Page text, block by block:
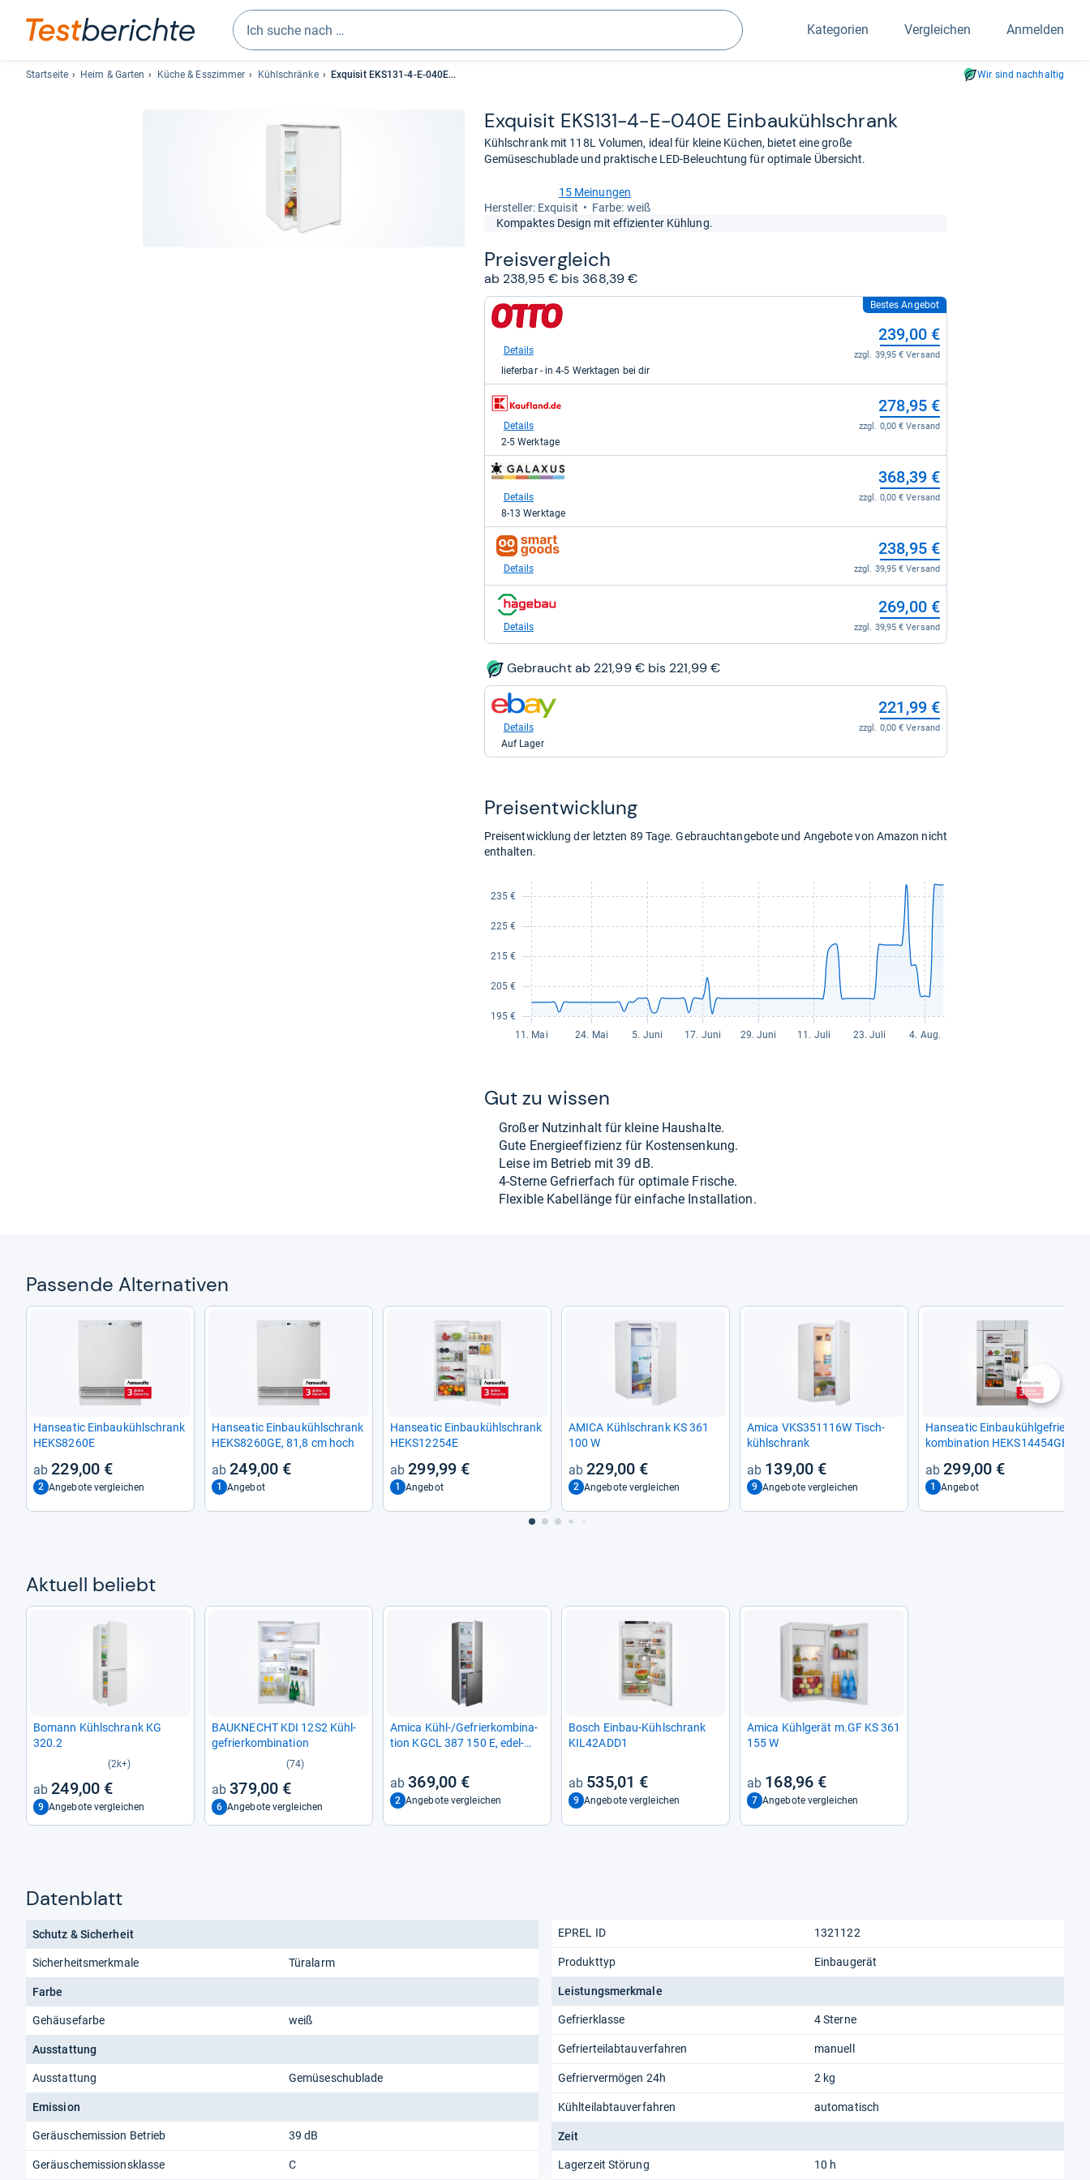
Suchen
Sie
Zeichen
Vorschläge
erscheinen
automatisch
Kategorien Vergleichen Anmelden
Startseite Heim & Garten Küche & Esszimmer Kühlschränke Exquisit EKS131-4-E-040E... Wir sind nachhaltig
Exqui­sit EKS131-​4-​E-​040E Ein­bau­kühl­schrank
Kühlschrank mit 118L Volumen, ideal für kleine Küchen, bietet eine große
Gemüseschublade und praktische LED-Beleuchtung für optimale Übersicht.
von
15 Meinungen
Her­stel­ler: Exquisit
Farbe: weiß
Kompaktes Design mit effizienter Kühlung.
Preis­ver­gleich
ab 238,95 € bis 368,39 €
zum
Shop:
Otto.de
239,00
kaufen.
Bestes Angebot
239,00 €
zzgl. 39,95 € Versand
Details
lieferbar - in 4-5 Werktagen bei dir
zum
Shop:
für
278,95
kaufen.
278,95 €
zzgl. 0,00 € Versand
Details
2-5 Werktage
zum
Shop:
für
kaufen.
368,39 €
zzgl. 0,00 € Versand
Details
8-13 Werktage
zum
Shop:
238,95
kaufen.
238,95 €
zzgl. 39,95 € Versand
Details
zum
Shop:
269,00
kaufen.
269,00 €
zzgl. 39,95 € Versand
Details
Gebraucht ab 221,99 € bis 221,99 €
zum
Shop:
für
221,99 €
zzgl. 0,00 € Versand
Details
Auf Lager
Preis­ent­wick­lung
Preisentwicklung der letzten 89 Tage. Gebrauchtangebote und Angebote von Amazon nicht
enthalten.
Gut zu wis­sen
Großer Nut­zin­halt für kleine Haus­halte.
Gute Ener­gie­ef­fi­zi­enz für Kos­ten­sen­kung.
Leise im Betrieb mit 39 dB.
4-​Sterne Gefrier­fach für opti­male Fri­sche.
Fle­xi­ble Kabel­länge für ein­fa­che Instal­la­tion.
Pas­sende Alter­na­ti­ven
Han­sea­tic Ein­bau­kühl­schrank
HEKS8260E
229,00 €
2 Angebote vergleichen
Han­sea­tic Ein­bau­kühl­schrank
HEKS8260GE, 81,8 cm hoch
249,00 €
1 Angebot
Han­sea­tic Ein­bau­kühl­schrank
HEKS12254E
299,99 €
1 Angebot
AMICA Kühl­schrank KS 361
100 W
229,00 €
2 Angebote vergleichen
Amica VKS351116W Tisch­
kühl­schrank
139,00 €
9 Angebote vergleichen
Han­sea­tic Ein­bau­kühl­ge­frier­
kom­bi­na­tion HEKS14454GE,
299,00 €
1 Angebot
nächste
Aktu­ell beliebt
Bomann Kühl­schrank KG
320.2
(2k+)
249,00 €
9 Angebote vergleichen
BAU­KNECHT KDI 12S2 Kühl­
ge­frier­kom­bi­na­tion
(74)
379,00 €
6 Angebote vergleichen
Amica Kühl-​/Gefrier­kom­bi­na­
tion KGCL 387 150 E, edel­
369,00 €
2 Angebote vergleichen
Bosch Ein­bau-​Kühl­schrank
KIL42ADD1
535,01 €
9 Angebote vergleichen
Amica Kühl­ge­rät m.GF KS 361
155 W
168,96 €
7 Angebote vergleichen
Datenblatt
Schutz & Sicherheit
Sicherheitsmerkmale Türalarm
Farbe
Gehäusefarbe weiß
Ausstattung
Ausstattung Gemüseschublade
Emission
Geräuschemission Betrieb 39 dB
Geräuschemissionsklasse C
EPREL ID 1321122
Produkttyp Einbaugerät
Leistungsmerkmale
Gefrierklasse 4 Sterne
Gefrierteilabtauverfahren manuell
Gefriervermögen 24h 2 kg
Kühlteilabtauverfahren automatisch
Zeit
Lagerzeit Störung 10 h